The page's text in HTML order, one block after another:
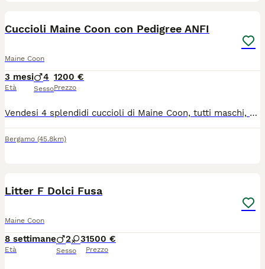
Cuccioli Maine Coon con Pedigree ANFI
Maine Coon
3 mesi
Età
4
Sesso
1200 €
Prezzo
Vendesi 4 splendidi cuccioli di Maine Coon, tutti maschi, colore cream smoke. Nati il 10 aprile 2026. I cuccioli sono figli di genitori Maine Coon con pedigree e vengono cresciuti in ambiente familiare, abituati al contatto con le persone e la vita domestica. Vengono ceduti tra il 5 e il 6 mese di età (non prima del 10 settembre 2026) con le seguenti caratteristiche: - castrati - con pedigree - con microchip - sverminati - completamente vaccinati in base all'età - muniti di libretto sanitario Tra le ultime foto possibile visionare i due genitori. Ulteriori fotografie e video sono disponibili su richiesta. Prezzo richiesto: 1200 € (non trattabili) No perditempo, contattare solo se realmente interessati
Bergamo (45.8km)
Litter F Dolci Fusa
Maine Coon
8 settimane
Età
2 3
Sesso
1500 €
Prezzo